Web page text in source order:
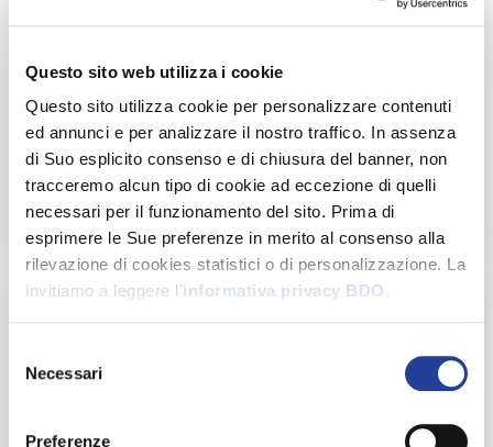
Questo sito web utilizza i cookie
Questo sito utilizza cookie per personalizzare contenuti
ed annunci e per analizzare il nostro traffico. In assenza
di Suo esplicito consenso e di chiusura del banner, non
tracceremo alcun tipo di cookie ad eccezione di quelli
necessari per il funzionamento del sito. Prima di
esprimere le Sue preferenze in merito al consenso alla
rilevazione di cookies statistici o di personalizzazione. La
invitiamo a leggere l'informativa privacy BDO .
delNecessari
Preferenze
Leggi di più